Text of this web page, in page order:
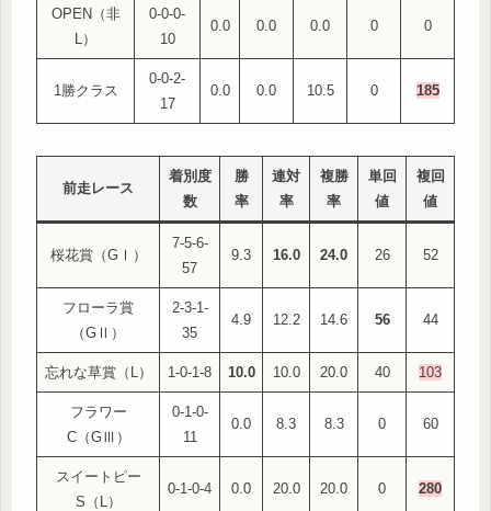
OPEN（非
L）
0-0-0-
10
0.0 0.0 0.0 0 0
1勝クラス
0-0-2-
17
0.0 0.0 10.5 0 185
前走レース
着別度
数
勝
率
連対
率
複勝
率
単回
値
複回
値
桜花賞（GⅠ）
7-5-6-
57
9.3 16.0 24.0 26 52
フローラ賞
（GⅡ）
2-3-1-
35
4.9 12.2 14.6 56 44
忘れな草賞（L） 1-0-1-8 10.0 10.0 20.0 40 103
フラワー
C（GⅢ）
0-1-0-
11
0.0 8.3 8.3 0 60
スイートピー
S（L）
0-1-0-4 0.0 20.0 20.0 0 280